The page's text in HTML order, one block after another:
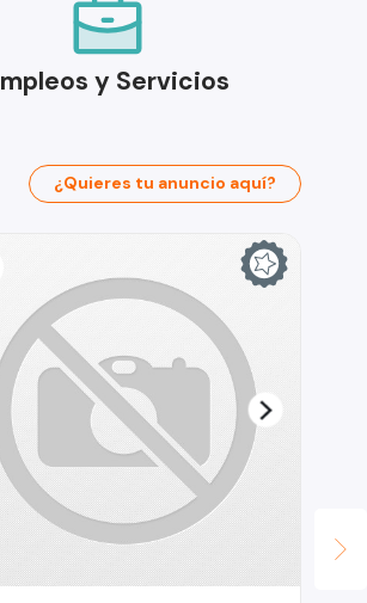
y Servicios
¿Quieres tu anuncio aquí?